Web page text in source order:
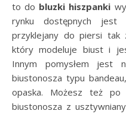
to do bluzki hiszpanki
rynku dostępnych jest
przyklejany do piersi tak
który modeluje biust i
Innym pomysłem jest
biustonosza typu
opaska. Możesz też po
biustonosza z